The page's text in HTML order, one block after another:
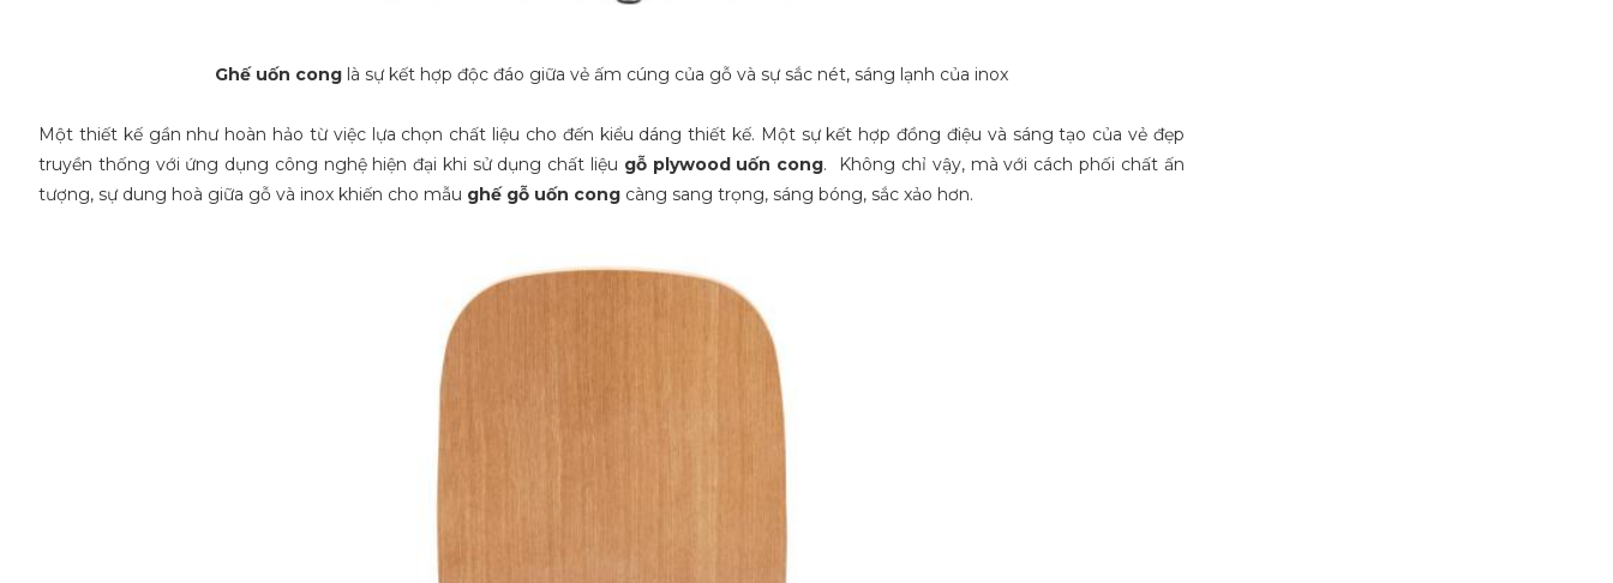
Ghế uốn cong là sự kết hợp độc đáo giữa vẻ ấm cúng của gỗ và sự sắc nét, sáng lạnh của inox
Một thiết kế gần như hoàn hảo từ việc lựa chọn chất liệu cho đến kiểu dáng thiết kế. Một sự kết hợp đồng điệu và sáng tạo của vẻ đẹp
truyền thống với ứng dụng công nghệ hiện đại khi sử dụng chất liệu gỗ plywood uốn cong. Không chỉ vậy, mà với cách phối chất ấn
tượng, sự dung hoà giữa gỗ và inox khiến cho mẫu ghế gỗ uốn cong càng sang trọng, sáng bóng, sắc xảo hơn.